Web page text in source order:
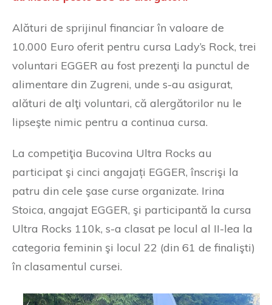
Alături de sprijinul financiar în valoare de
10.000 Euro oferit pentru cursa Lady’s Rock, trei
voluntari EGGER au fost prezenţi la punctul de
alimentare din Zugreni, unde s-au asigurat,
alături de alţi voluntari, că alergătorilor nu le
lipseşte nimic pentru a continua cursa.
La competiţia Bucovina Ultra Rocks au
participat şi cinci angajați EGGER, înscrişi la
patru din cele şase curse organizate. Irina
Stoica, angajat EGGER, şi participantă la cursa
Ultra Rocks 110k, s-a clasat pe locul al II-lea la
categoria feminin şi locul 22 (din 61 de finalişti)
în clasamentul cursei.